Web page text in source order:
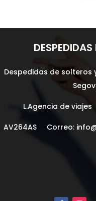
Despedidas de solteros
L.Agencia de
AV264AS Correo: